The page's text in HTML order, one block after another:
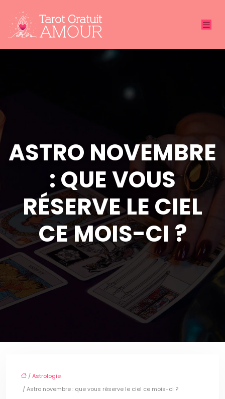
ASTRO NOVEMBRE
: QUE VOUS
RÉSERVE LE CIEL
CE MOIS-CI ?
/Astrologie
/ Astro novembre : que vous réserve le ciel ce mois-ci ?